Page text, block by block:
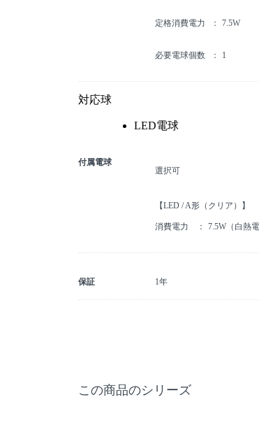
定格消費電力 7.5W
必要電球個数 1
対応球
LED電球
付属電球
選択可
【LED / A形（クリア）】
消費電力 7.5W（白熱
保証 1年
この商品のシリーズ